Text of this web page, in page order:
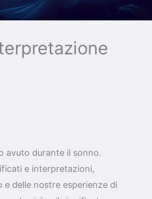
avuto durante il sonno.
e interpretazioni,
delle nostre esperienze di